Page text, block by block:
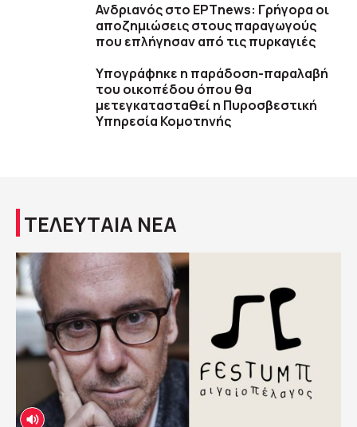
Ανδριανός στο ΕΡΤnews: Γρήγορα οι
αποζημιώσεις στους παραγωγούς
που επλήγησαν από τις πυρκαγιές
Υπογράφηκε η παράδοση-παραλαβή
του οικοπέδου όπου θα
μετεγκατασταθεί η Πυροσβεστική
Υπηρεσία Κομοτηνής
ΤΕΛΕΥΤΑΙΑ ΝΕΑ